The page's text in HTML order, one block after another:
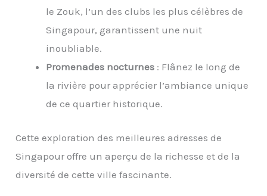
le Zouk, l’un des clubs les plus célèbres de
Singapour, garantissent une nuit
inoubliable.
Promenades nocturnes : Flânez le long de
la rivière pour apprécier l’ambiance unique
de ce quartier historique.
Cette exploration des meilleures adresses de
Singapour offre un aperçu de la richesse et de la
diversité de cette ville fascinante.